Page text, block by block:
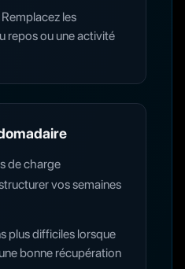
Remplacez les
repos ou une activité
de charge
vos semaines
plus difficiles lorsque
bonne récupération